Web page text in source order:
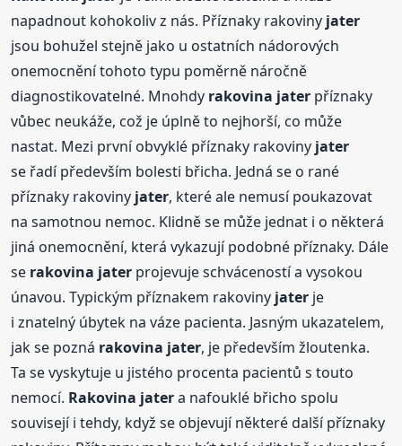
napadnout kohokoliv z nás. Příznaky rakoviny jater
jsou bohužel stejně jako u ostatních nádorových
onemocnění tohoto typu poměrně náročně
diagnostikovatelné. Mnohdy rakovina jater příznaky
vůbec neukáže, což je úplně to nejhorší, co může
nastat. Mezi první obvyklé příznaky rakoviny jater
se řadí především bolesti břicha. Jedná se o rané
příznaky rakoviny jater, které ale nemusí poukazovat
na samotnou nemoc. Klidně se může jednat i o některá
jiná onemocnění, která vykazují podobné příznaky. Dále
se rakovina jater projevuje schváceností a vysokou
únavou. Typickým příznakem rakoviny jater je
i znatelný úbytek na váze pacienta. Jasným ukazatelem,
jak se pozná rakovina jater, je především žloutenka.
Ta se vyskytuje u jistého procenta pacientů s touto
nemocí. Rakovina jatera nafouklé břicho spolu
souvisejí i tehdy, když se objevují některé další příznaky